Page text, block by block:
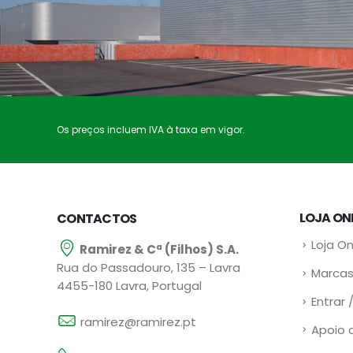
Os preços incluem IVA à taxa em vigor.
CONTACTOS
Ramirez & Cª (Filhos) S.A.
Rua do Passadouro, 135 – Lavra
4455-180 Lavra, Portugal
ramirez@ramirez.pt
LOJA
Loja
Entrar
Apoio